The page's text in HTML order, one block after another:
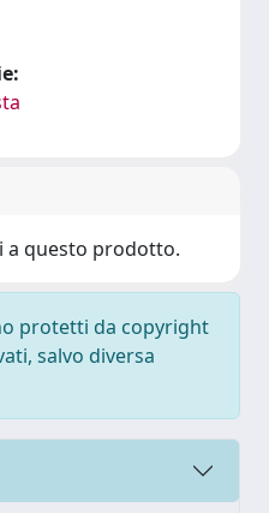
a questo prodotto.
protetti da copyright
salvo diversa